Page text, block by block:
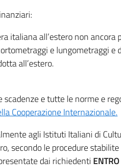
italiana all’estero non ancora
e lungometraggi e
all’estero.
scadenze e tutte le norme e
Cooperazione Internazionale.
agli Istituti Italiani di
secondo le procedure
dai richiedenti